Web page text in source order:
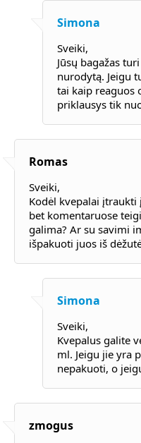
Simona
Sveiki,
Jūsų bagažas
nurodytą. Jeigu
tai kaip reaguos
priklausys tik
Romas
Sveiki,
Kodėl kvepalai įtraukti
bet komentaruose
galima? Ar su savimi
išpakuoti juos iš
Simona
Sveiki,
Kvepalus galite
ml. Jeigu jie yra
nepakuoti, o
zmogus